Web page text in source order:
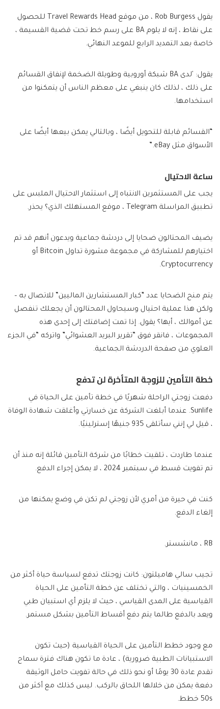
يقول Rob Burgess ، من موقع Travel Rewards Head للحصول
على نقاط ، إنه لا يلوم BA على رسم خط تحت قضية القسيمة ،
خاصة بعد التمديد الرابع للموعد النهائي.
يقول: 'لدى BA شبكة أوروبية وطويلة الضخمة لإنفاق القسائم
على ذلك ، لذلك كان ينبغي على معظم الناس أن يتمكنوا من
استخدامها.
“القسائم قابلة للتحويل أيضًا ، وبالتالي يمكن بيعها أيضًا على
الأسواق مثل eBay.”
ساعة الاحتيال
يجب على المستثمرين الانتباه إلى استثمار الاحتيال الملبس على
تطبيق المراسلة Telegram ، موقع المستهلك الذي؟ يحذر.
يضيف المحتالون ضحايا إلى دردشة جماعية ويدعون أنهم قد تم
اختيارهم للمشاركة في مجموعة مشورة تداول Bitcoin أو
Cryptocurrency.
يتم منح الضحايا عدد “كبار المستشارين الماليين” للاتصال به –
ولكن هذا عملية احتيال وسيحاول المحتالون أن يجعلك تنفصل
عن أموالك ، أيها؟ يقول. إذا تمت إضافتك إلى إحدى هذه
المجموعات ، فانقر فوق “تقرير البريد العشوائي” واتركه “في الجزء
العلوي من صفحة الدردشة الجماعية.
خطة التأمين للزوجة المتأخرة لن تدفع
دفعت زوجتي الراحلة شهريًا في خطة تأمين على الحياة في
Sunlife. عندما أبلغت الشركة عن خسارتي وأغلقت شهادة الوفاة
، قيل لي إنني سأتلقى 935 جنيهًا إسترلينيًا.
عندما طاردت ، تلقيت خطابًا من شركة التأمين قائلة إنه منذ أن
تم تفويت قسط في سبتمبر 2024 ، لا يمكن إجراء الدفع.
كنت في حيرة من أمري لأن زوجتي لم تكن في وضع يمكنها من
إلغاء الدفع.
RB ، مانشستر.
تجيب سالي هاميلتون: كانت زوجتك تدفع لسياسة حياة أكثر من
الخمسينيات ، والتي تختلف عن خطة التأمين على الحياة
القياسية على المدى القياسي ، حيث لا يلزم أي استبيان طبي
ويعد بالدفع طالما يتم دفع أقساط التأمين بشكل مستمر.
مع وجود خطط التأمين على الحياة القياسية (حيث تكون
الاستبيانات الطبية ضرورية) ، عادة ما تكون هناك فترة سماح
تقدم عادة 30 يومًا أو نحو ذلك في حالة تفويت حامل الوثيقة
دفعة يمكن من خلالها اللحاق بالركب. ليس كذلك مع أكثر من
50s خطط.